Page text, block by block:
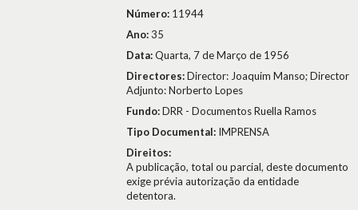
Número: 11944
Ano:35
Data:Quarta, 7 de Março de 1956
Directores:Director: Joaquim Manso; Director
Adjunto: Norberto Lopes
Fundo:DRR - Documentos Ruella Ramos
Tipo Documental: IMPRENSA
Direitos:
A publicação, total ou parcial, deste documento
exige prévia autorização da entidade
detentora.